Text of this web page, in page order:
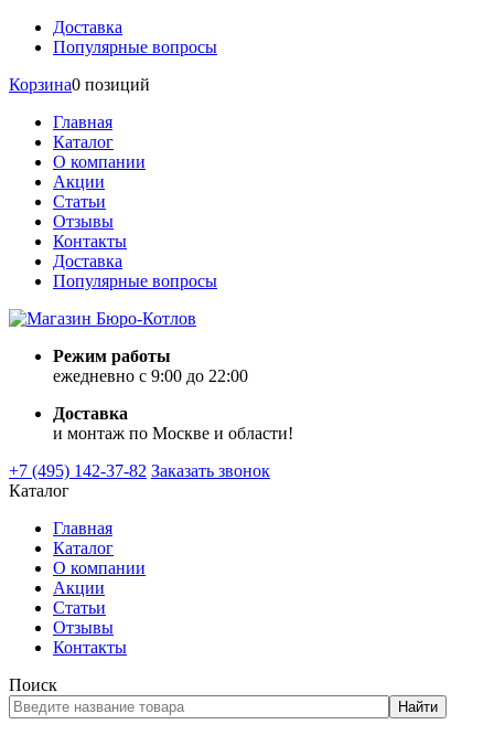
Доставка
Популярные вопросы
Корзина0 позиций
Главная
Каталог
О компании
Акции
Статьи
Отзывы
Контакты
Доставка
Популярные вопросы
Режим работы
ежедневно с 9:00 до 22:00
Доставка
и монтаж по Москве и области!
+7 (495) 142-37-82 Заказать звонок
Каталог
Главная
Каталог
О компании
Акции
Статьи
Отзывы
Контакты
Поиск
Найти